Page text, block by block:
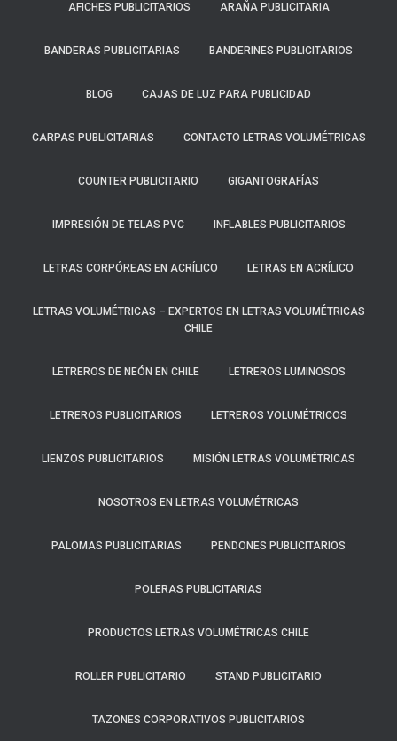
AFICHES PUBLICITARIOS ARAÑA PUBLICITARIA
BANDERAS PUBLICITARIAS BANDERINES PUBLICITARIOS
BLOG CAJAS DE LUZ PARA PUBLICIDAD
CARPAS PUBLICITARIAS CONTACTO LETRAS VOLUMÉTRICAS
COUNTER PUBLICITARIO GIGANTOGRAFÍAS
IMPRESIÓN DE TELAS PVC INFLABLES PUBLICITARIOS
LETRAS CORPÓREAS EN ACRÍLICO LETRAS EN ACRÍLICO
LETRAS VOLUMÉTRICAS – EXPERTOS EN LETRAS VOLUMÉTRICAS
CHILE
LETREROS DE NEÓN EN CHILE LETREROS LUMINOSOS
LETREROS PUBLICITARIOS LETREROS VOLUMÉTRICOS
LIENZOS PUBLICITARIOS MISIÓN LETRAS VOLUMÉTRICAS
NOSOTROS EN LETRAS VOLUMÉTRICAS
PALOMAS PUBLICITARIAS PENDONES PUBLICITARIOS
POLERAS PUBLICITARIAS
PRODUCTOS LETRAS VOLUMÉTRICAS CHILE
ROLLER PUBLICITARIO STAND PUBLICITARIO
TAZONES CORPORATIVOS PUBLICITARIOS